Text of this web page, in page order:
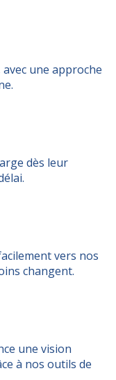
une approche
dès leur
vers nos
changent.
une vision
à nos outils de